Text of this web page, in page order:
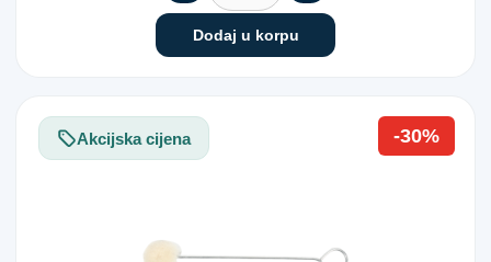
Dodaj u korpu
Akcijska cijena -30%